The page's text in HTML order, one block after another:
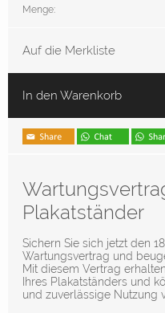
Menge:
Auf die Merkliste
In den Warenkorb
Plakatständer
Sichern Sie sich jetzt den
Wartungsvertrag und
Mit diesem Vertrag
Ihres Plakatständers und
und zuverlässige Nutzung